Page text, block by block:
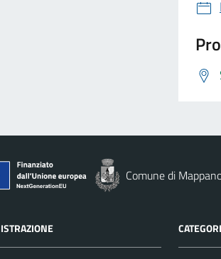
Comune di